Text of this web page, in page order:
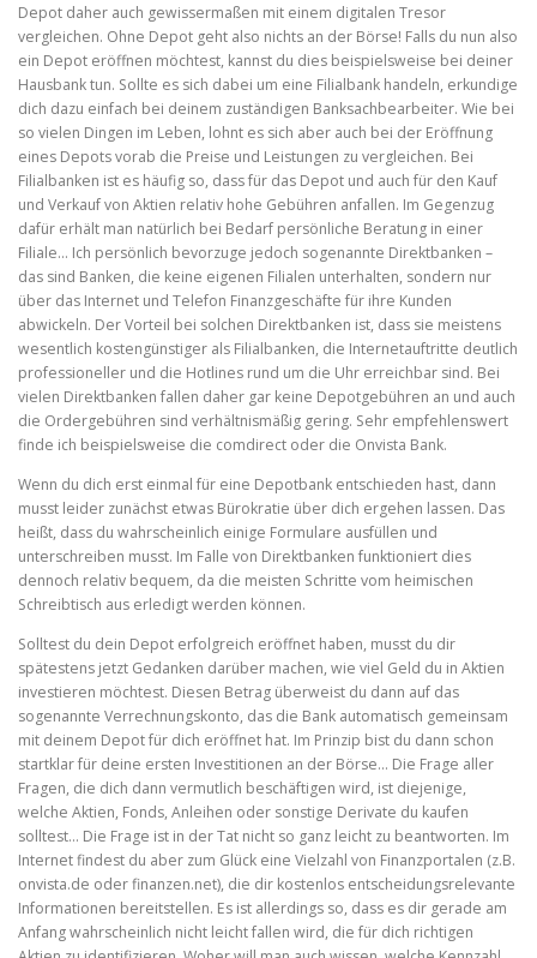
Depot daher auch gewissermaßen mit einem digitalen Tresor
vergleichen. Ohne Depot geht also nichts an der Börse! Falls du nun also
ein Depot eröffnen möchtest, kannst du dies beispielsweise bei deiner
Hausbank tun. Sollte es sich dabei um eine Filialbank handeln, erkundige
dich dazu einfach bei deinem zuständigen Banksachbearbeiter. Wie bei
so vielen Dingen im Leben, lohnt es sich aber auch bei der Eröffnung
eines Depots vorab die Preise und Leistungen zu vergleichen. Bei
Filialbanken ist es häufig so, dass für das Depot und auch für den Kauf
und Verkauf von Aktien relativ hohe Gebühren anfallen. Im Gegenzug
dafür erhält man natürlich bei Bedarf persönliche Beratung in einer
Filiale… Ich persönlich bevorzuge jedoch sogenannte Direktbanken –
das sind Banken, die keine eigenen Filialen unterhalten, sondern nur
über das Internet und Telefon Finanzgeschäfte für ihre Kunden
abwickeln. Der Vorteil bei solchen Direktbanken ist, dass sie meistens
wesentlich kostengünstiger als Filialbanken, die Internetauftritte deutlich
professioneller und die Hotlines rund um die Uhr erreichbar sind. Bei
vielen Direktbanken fallen daher gar keine Depotgebühren an und auch
die Ordergebühren sind verhältnismäßig gering. Sehr empfehlenswert
finde ich beispielsweise die comdirect oder die Onvista Bank.
Wenn du dich erst einmal für eine Depotbank entschieden hast, dann
musst leider zunächst etwas Bürokratie über dich ergehen lassen. Das
heißt, dass du wahrscheinlich einige Formulare ausfüllen und
unterschreiben musst. Im Falle von Direktbanken funktioniert dies
dennoch relativ bequem, da die meisten Schritte vom heimischen
Schreibtisch aus erledigt werden können.
Solltest du dein Depot erfolgreich eröffnet haben, musst du dir
spätestens jetzt Gedanken darüber machen, wie viel Geld du in Aktien
investieren möchtest. Diesen Betrag überweist du dann auf das
sogenannte Verrechnungskonto, das die Bank automatisch gemeinsam
mit deinem Depot für dich eröffnet hat. Im Prinzip bist du dann schon
startklar für deine ersten Investitionen an der Börse… Die Frage aller
Fragen, die dich dann vermutlich beschäftigen wird, ist diejenige,
welche Aktien, Fonds, Anleihen oder sonstige Derivate du kaufen
solltest… Die Frage ist in der Tat nicht so ganz leicht zu beantworten. Im
Internet findest du aber zum Glück eine Vielzahl von Finanzportalen (z.B.
onvista.de oder finanzen.net), die dir kostenlos entscheidungsrelevante
Informationen bereitstellen. Es ist allerdings so, dass es dir gerade am
Anfang wahrscheinlich nicht leicht fallen wird, die für dich richtigen